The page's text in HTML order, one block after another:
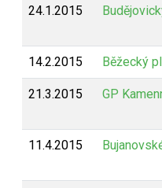
24.1.2015
14.2.2015 Běžecký
21.3.2015 GP
11.4.2015